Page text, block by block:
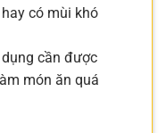
có mùi khó
cần được
món ăn quá